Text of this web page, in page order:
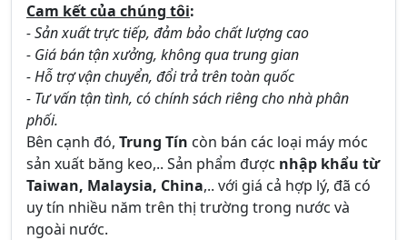
Cam kết của chúng tôi:
- Sản xuất trực tiếp, đảm bảo chất lượng cao
- Giá bán tận xưởng, không qua trung gian
- Hỗ trợ vận chuyển, đổi trả trên toàn quốc
- Tư vấn tận tình, có chính sách riêng cho nhà phân
phối.
Bên cạnh đó, Trung Tín còn bán các loại máy móc
sản xuất băng keo,.. Sản phẩm được nhập khẩu từ
Taiwan, Malaysia, China,.. với giá cả hợp lý, đã có
uy tín nhiều năm trên thị trường trong nước và
ngoài nước.